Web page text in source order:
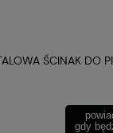
ŚCINAK DO
gdy